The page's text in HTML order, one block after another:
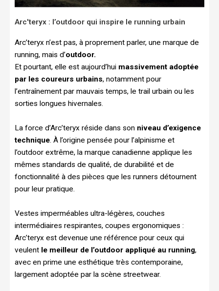
Arc'teryx : l’outdoor qui inspire le running urbain
Arc’teryx n’est pas, à proprement parler, une marque de
running, mais d’outdoor.
Et pourtant, elle est aujourd’hui massivement adoptée
par les coureurs urbains, notamment pour
l’entraînement par mauvais temps, le trail urbain ou les
sorties longues hivernales.
La force d’Arc’teryx réside dans son niveau d’exigence
technique. À l’origine pensée pour l’alpinisme et
l’outdoor extrême, la marque canadienne applique les
mêmes standards de qualité, de durabilité et de
fonctionnalité à des pièces que les runners détournent
pour leur pratique.
Vestes imperméables ultra-légères, couches
intermédiaires respirantes, coupes ergonomiques :
Arc’teryx est devenue une référence pour ceux qui
veulent le meilleur de l’outdoor appliqué au running,
avec en prime une esthétique très contemporaine,
largement adoptée par la scène streetwear.